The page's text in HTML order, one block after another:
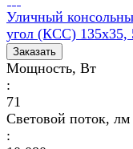
Уличный
угол (КСС) 135х35,
Заказать
Мощность, Вт
:
71
Световой поток, лм
: